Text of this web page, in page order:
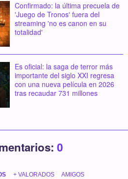
Confirmado: la última precuela de
'Juego de Tronos' fuera del
streaming 'no es canon en su
totalidad'
Es oficial: la saga de terror más
importante del siglo XXI regresa
con una nueva película en 2026
tras recaudar 731 millones
0
+ VALORADOS AMIGOS